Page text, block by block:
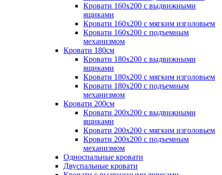
Кровати 160х200 с выдвижными
ящиками
Кровати 160х200 с мягким изголовьем
Кровати 160х200 с подъемным
механизмом
Кровати 180см
Кровати 180х200 с выдвижными
ящиками
Кровати 180х200 с мягким изголовьем
Кровати 180х200 с подъемным
механизмом
Кровати 200см
Кровати 200х200 с выдвижными
ящиками
Кровати 200х200 с мягким изголовьем
Кровати 200х200 с подъемным
механизмом
Односпальные кровати
Двуспальные кровати